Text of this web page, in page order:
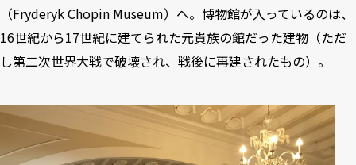
（Fryderyk Chopin Museum）へ。博物館が入っているのは、
16世紀から17世紀に建てられた元貴族の館だった建物（ただ
し第二次世界大戦で破壊され、戦後に再建されたもの）。